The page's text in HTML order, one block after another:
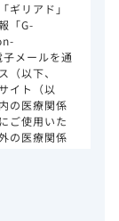
ギリアド」
「G-
メールを通
（以下、
イト（以
の医療関係
ご使用いた
の医療関係
利用くだ